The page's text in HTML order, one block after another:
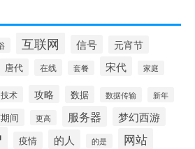
互联网 信号 元宵节
唐代 在线 套餐 宋代 家庭
技术 攻略 数据 数据传输 新年
间 更高 服务器 梦幻西游
疫情 的人 的是 网站